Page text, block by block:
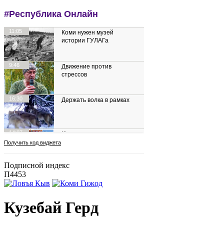
Подписной индекс
П4453
Кузебай Герд